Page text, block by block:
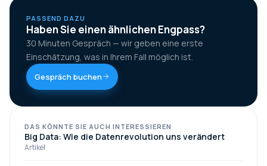
PASSEND DAZU
Haben Sie einen ähnlichen Engpass?
30 Minuten Gespräch — wir geben eine erste
Einschätzung, was in Ihrem Fall möglich ist.
Gespräch buchen
DAS KÖNNTE SIE AUCH INTERESSIEREN
Big Data: Wie die Datenrevolution uns verändert
Artikel